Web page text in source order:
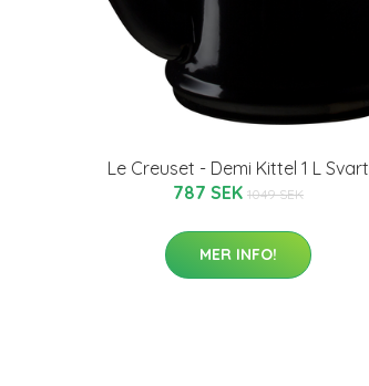
Le Creuset - Demi Kittel 1 L Svart
787 SEK 1049 SEK
MER INFO!